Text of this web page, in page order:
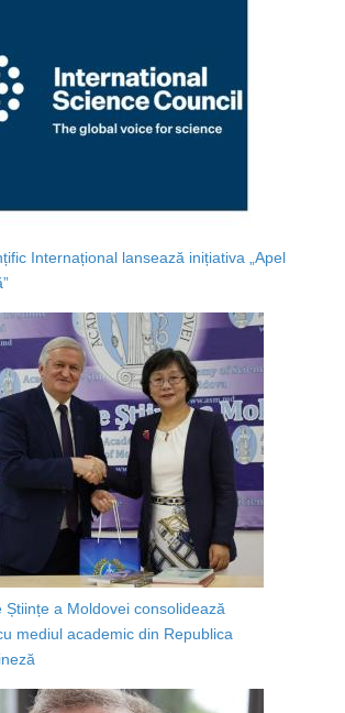
Internațional lansează inițiativa „Apel
Științe a Moldovei consolidează
mediul academic din Republica